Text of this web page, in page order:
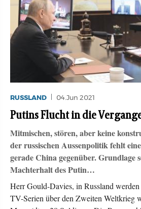
RUSSLAND 04.Jun 2021
Putins Flucht in die
Mitmischen, stören, aber keine
der russischen Aussenpolitik fehlt
gerade China gegenüber. Grundlage
Machterhalt des Putin…
Herr Gould-Davies, in Russland
TV-Serien über den Zweiten Weltkrieg